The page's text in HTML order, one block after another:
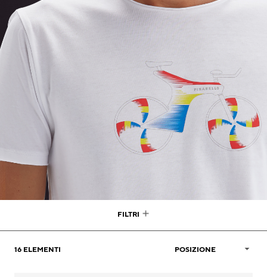
16 ELEMENTI
FILTRI